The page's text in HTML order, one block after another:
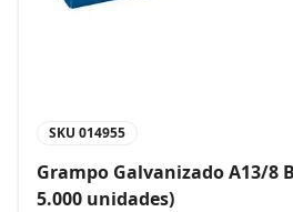
SKU 014955
Grampo Galvanizado A13/8
5.000 unidades)